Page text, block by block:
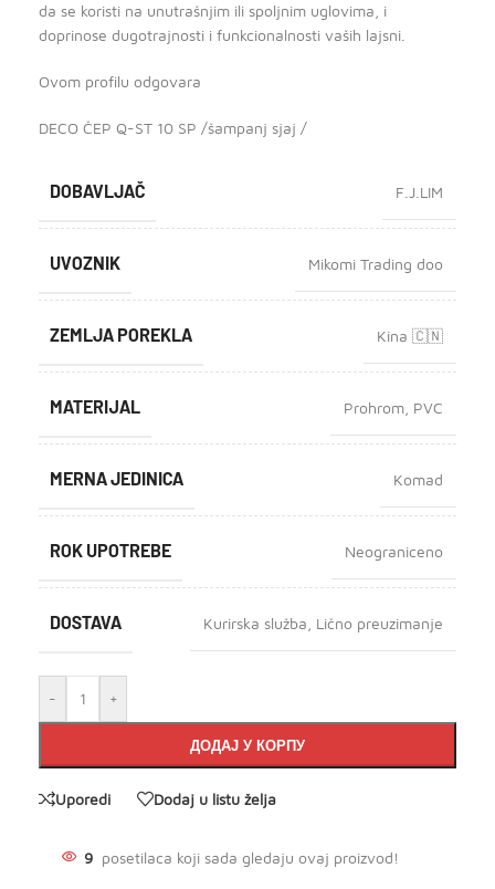
da se koristi na unutrašnjim ili spoljnim uglovima, i
doprinose dugotrajnosti i funkcionalnosti vaših lajsni.
Ovom profilu odgovara
DECO ČEP Q-ST 10 SP /šampanj sjaj /
DOBAVLJAČ F.J.LIM
UVOZNIK Mikomi Trading doo
ZEMLJA POREKLA Kina 🇨🇳
MATERIJAL Prohrom PVC
MERNA JEDINICA Komad
ROK UPOTREBE Neograniceno
DOSTAVA Kurirska služba Lično preuzimanje
- +
ДОДАЈ У КОРПУ
Uporedi Dodaj u listu želja
9 posetilaca koji sada gledaju ovaj proizvod!